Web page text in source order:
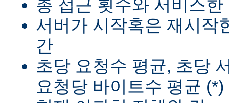
총 접근 횟수와 서비스
서버가 시작혹은 재시작
간
초당 요청수 평균, 초당
요청당 바이트수 평균 (*)